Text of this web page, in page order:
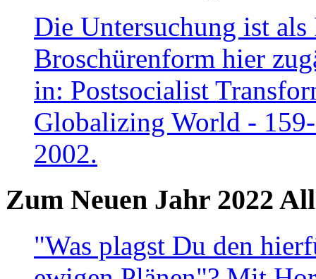
Die Untersuchung ist
Broschürenform hier
in: Postsocialist
Globalizing World -
2002.
Zum Neuen Jahr 2022
"Was plagst Du den